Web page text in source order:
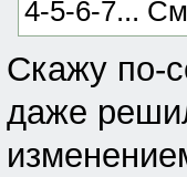
4-5-6-7...
Скажу по-
даже